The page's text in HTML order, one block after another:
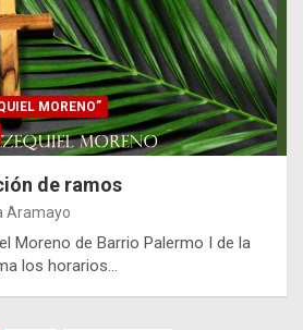
MORENO”
de ramos
Aramayo
Moreno de Barrio Palermo I de la
los horarios…